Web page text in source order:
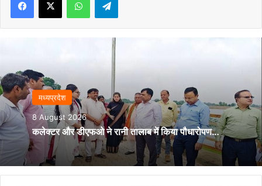
मध्यप्रदेश
8 August 2026
कलेक्टर और डीएफओ ने रानी तालाब में किया पौधारोपण…